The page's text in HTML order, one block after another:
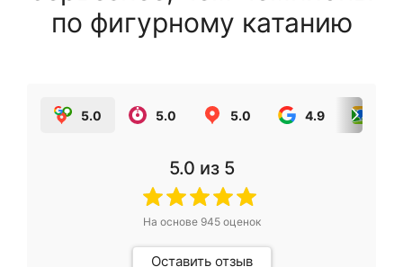
по фигурному катанию
5.0 5.0 5.0 4.9
5.0 из 5
На основе 945оценок
Оставить отзыв